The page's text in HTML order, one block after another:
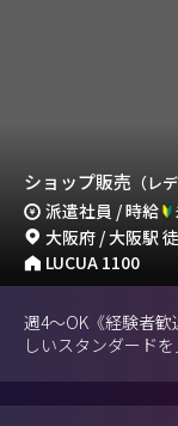
ショップ販売 （レ
派遣社員 / 時給
大阪府 / 大阪駅
LUCUA 1100
週4～OK《経験者
しいスタンダード